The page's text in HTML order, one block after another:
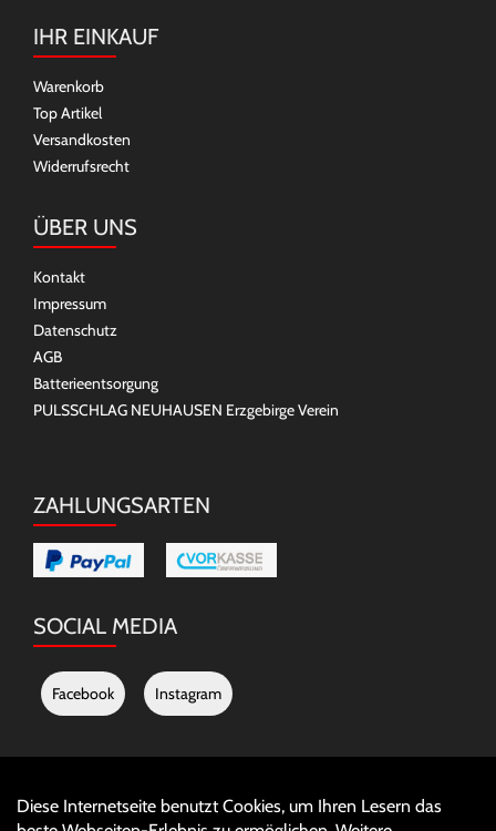
IHR EINKAUF
Warenkorb
Top Artikel
Versandkosten
Widerrufsrecht
ÜBER UNS
Kontakt
Impressum
Datenschutz
AGB
Batterieentsorgung
PULSSCHLAG NEUHAUSEN Erzgebirge Verein
ZAHLUNGSARTEN
SOCIAL MEDIA
Facebook Instagram
Diese Internetseite benutzt Cookies, um Ihren Lesern das
Auftrag widerrufen